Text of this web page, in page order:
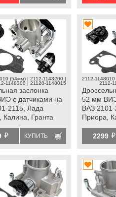
(54мм) | 2112-1148200 |
1148300 | 21120-1148015
заслонка
с датчиками на
2115, Лада
Калина, Гранта
й КУПИТЬ
2112-
2112-
52 мм
ВАЗ
Приора,
2299 й